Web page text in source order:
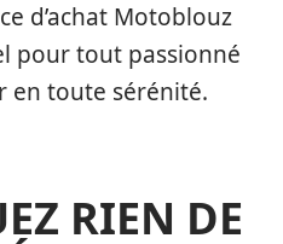
d’achat Motoblouz
pour tout passionné
en toute sérénité.
RIEN DE